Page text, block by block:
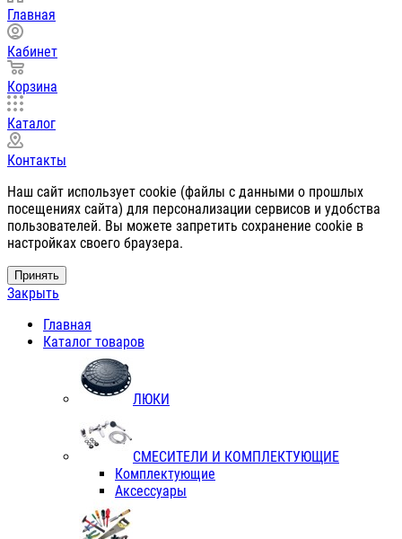
Главная
Кабинет
Корзина
Каталог
Контакты
Наш сайт использует cookie (файлы с данными о прошлых
посещениях сайта) для персонализации сервисов и удобства
пользователей. Вы можете запретить сохранение cookie в
настройках своего браузера.
Принять
Закрыть
Главная
Каталог товаров
ЛЮКИ
СМЕСИТЕЛИ И КОМПЛЕКТУЮЩИЕ
Комплектующие
Аксессуары